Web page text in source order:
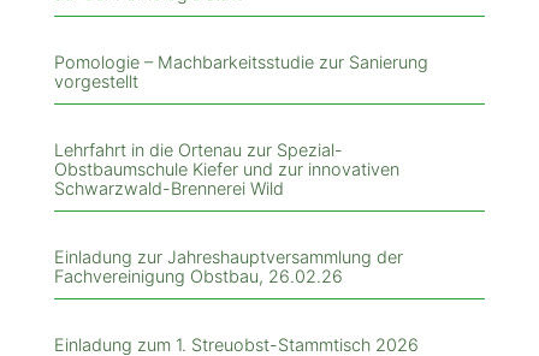
Pomologie – Machbarkeitsstudie zur Sanierung
vorgestellt
Lehrfahrt in die Ortenau zur Spezial-
Obstbaumschule Kiefer und zur innovativen
Schwarzwald-Brennerei Wild
Einladung zur Jahreshauptversammlung der
Fachvereinigung Obstbau, 26.02.26
Einladung zum 1. Streuobst-Stammtisch 2026